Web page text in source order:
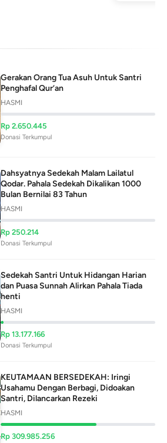
Gerakan Orang Tua Asuh Untuk Santri
Penghafal Qur’an
HASMI
Rp 2.650.445
Donasi Terkumpul
Dahsyatnya Sedekah Malam Lailatul
Qodar. Pahala Sedekah Dikalikan 1000
Bulan Bernilai 83 Tahun
HASMI
Rp 250.214
Donasi Terkumpul
Sedekah Santri Untuk Hidangan Harian
dan Puasa Sunnah Alirkan Pahala Tiada
henti
HASMI
Rp 13.177.166
Donasi Terkumpul
KEUTAMAAN BERSEDEKAH: Iringi
Usahamu Dengan Berbagi, Didoakan
Santri, Dilancarkan Rezeki
HASMI
Rp 309.985.256